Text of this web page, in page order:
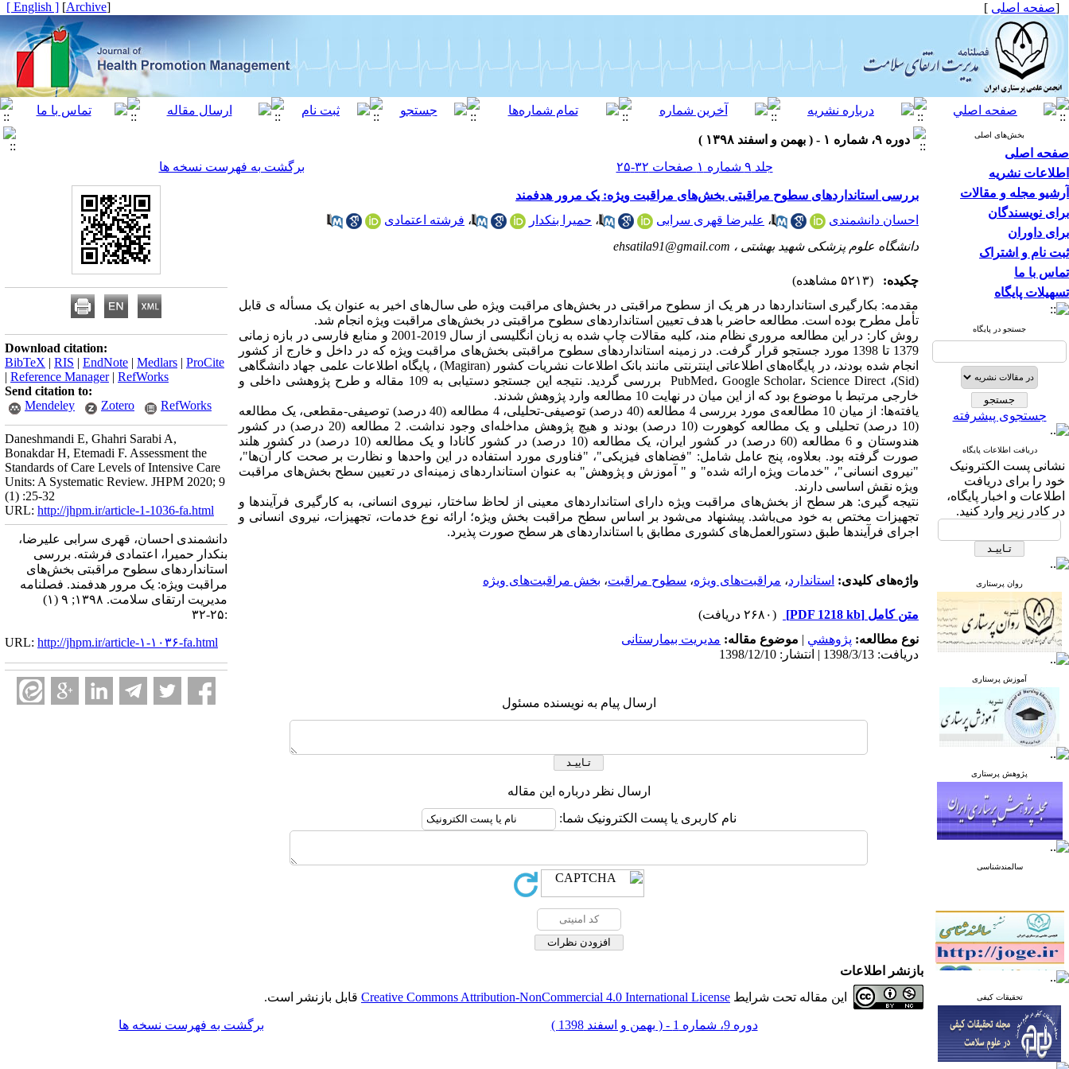
[صفحه اصلی ]
[
Archive
]
[ English ]
بخش‌های اصلی
صفحه اصلی
اطلاعات نشریه
آرشیو مجله و مقالات
برای نویسندگان
برای داوران
ثبت نام و اشتراک
تماس با ما
تسهیلات پایگاه
جستجو در پایگاه
جستجوی پیشرفته
دریافت اطلاعات پایگاه
نشانی پست الکترونیک
خود را برای دریافت
اطلاعات و اخبار پایگاه،
در کادر زیر وارد کنید.
روان پرستاری
آموزش پرستاری
پژوهش پرستاری
سالمندشناسی
تحقیقات کیفی
دوره ۹، شماره ۱ - ( بهمن و اسفند ۱۳۹۸ )
جلد ۹ شماره ۱ صفحات ۳۲-۲۵
برگشت به فهرست نسخه ها
بررسی استانداردهای سطوح مراقبتی بخش‌های مراقبت ویژه: یک مرور هدفمند
احسان دانشمندی
، علیرضا قهری سرابی ، حمیرا بنکدار ، فرشته اعتمادی
دانشگاه علوم پزشکی شهید بهشتی ، ehsatila91@gmail.com
چکیده:
(۵۲۱۳ مشاهده)
مقدمه: بکارگیری استانداردها در هر یک از سطوح مراقبتی در بخش‌های مراقبت ویژه طی سال‌های اخیر به عنوان یک مسأله ی قابل
تأمل مطرح بوده است. مطالعه حاضر با هدف تعیین استانداردهای سطوح مراقبتی در بخش‌های مراقبت ویژه انجام شد.
روش کار: در این مطالعه مروری نظام مند، کلیه مقالات چاپ شده به زبان انگلیسی از سال 2019-2001 و منابع فارسی در بازه زمانی
1379 تا 1398 مورد جستجو قرار گرفت. در زمینه استانداردهای سطوح مراقبتی بخش‌های مراقبت ویژه که در داخل و خارج از کشور
انجام شده بودند، در پایگاه‌های اطلاعاتی اینترنتی مانند بانک اطلاعات نشریات کشور (Magiran) ، پایگاه اطلاعات علمی جهاد دانشگاهی
(Sid)، PubMed، Google Scholar، Science Direct بررسی گردید. نتیجه این جستجو دستیابی به 109 مقاله و طرح پژوهشی داخلی و
خارجی مرتبط با موضوع بود که از این میان در نهایت 10 مطالعه وارد پژوهش شدند.
یافته‌ها: از میان 10 مطالعه‌ی مورد بررسی 4 مطالعه (40 درصد) توصیفی-تحلیلی، 4 مطالعه (40 درصد) توصیفی-مقطعی، یک مطالعه
(10 درصد) تحلیلی و یک مطالعه کوهورت (10 درصد) بودند و هیچ پژوهش مداخله‌ای وجود نداشت. 2 مطالعه (20 درصد) در کشور
هندوستان و 6 مطالعه (60 درصد) در کشور ایران، یک مطالعه (10 درصد) در کشور کانادا و یک مطالعه (10 درصد) در کشور هلند
صورت گرفته بود. بعلاوه، پنج عامل شامل: "فضاهای فیزیکی"، "فناوری مورد استفاده در این واحدها و نظارت بر صحت کار آن‌ها"،
"نیروی انسانی"، "خدمات ویژه ارائه شده" و " آموزش و پژوهش" به عنوان استانداردهای زمینه‌ای در تعیین سطح بخش‌های مراقبت
ویژه نقش اساسی دارند.
نتیجه گیری: هر سطح از بخش‌های مراقبت ویژه دارای استانداردهای معینی از لحاظ ساختار، نیروی انسانی، به کارگیری فرآیندها و
تجهیزات مختص به خود می‌باشد. پیشنهاد می‌شود بر اساس سطح مراقبت بخش ویژه؛ ارائه نوع خدمات، تجهیزات، نیروی انسانی و
اجرای فرآیندها طبق دستورالعمل‌های کشوری مطابق با استانداردهای هر سطح صورت پذیرد.
واژه‌های کلیدی: استاندارد، مراقبت‌های ویژه، سطوح مراقبت، بخش مراقبت‌های ویژه
متن کامل [PDF 1218 kb]
(۲۶۸۰ دریافت)
نوع مطالعه: پژوهشي | موضوع مقاله: مدیریت بیمارستانی
دریافت: 1398/3/13 | انتشار: 1398/12/10
ارسال پیام به نویسنده مسئول
ارسال نظر درباره این مقاله
نام کاربری یا پست الکترونیک شما:
Download citation:
BibTeX | RIS | EndNote | Medlars | ProCite
| Reference Manager| RefWorks
Send citation to:
Mendeley
Zotero RefWorks
Daneshmandi E, Ghahri Sarabi A,
Bonakdar H, Etemadi F. Assessment the
Standards of Care Levels of Intensive Care
Units: A Systematic Review. JHPM 2020; 9
(1) :25-32
URL: http://jhpm.ir/article-1-1036-fa.html
دانشمندی احسان، قهری سرابی علیرضا،
بنکدار حمیرا، اعتمادی فرشته. بررسی
استانداردهای سطوح مراقبتی بخش‌های
مراقبت ویژه: یک مرور هدفمند. فصلنامه
مدیریت ارتقای سلامت. ۱۳۹۸; ۹ (۱)
:۲۵-۳۲
URL: http://jhpm.ir/article-۱-۱۰۳۶-fa.html
بازنشر اطلاعات
این مقاله تحت شرایط Creative Commons Attribution-NonCommercial 4.0 International License قابل بازنشر است.
دوره 9، شماره 1 - ( بهمن و اسفند 1398 ) برگشت به فهرست نسخه ها